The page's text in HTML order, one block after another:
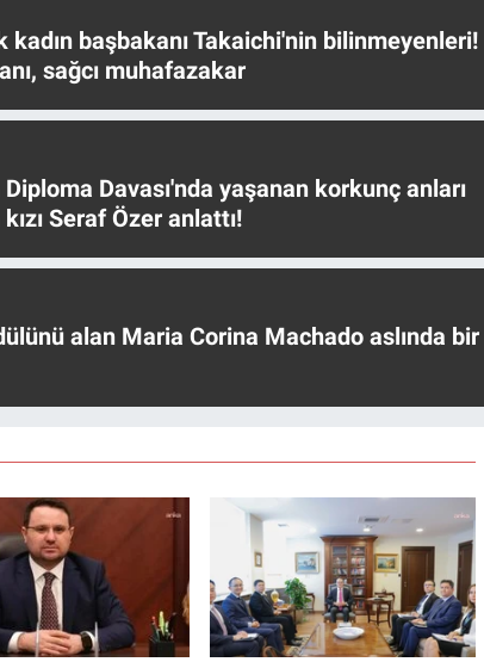
kadın başbakanı Takaichi'nin bilinmeyenleri!
sağcı muhafazakar
Davası'nda yaşanan korkunç anları
Seraf Özer anlattı!
alan Maria Corina Machado aslında bir